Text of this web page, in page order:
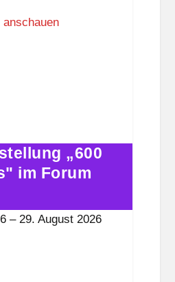
„600
im Forum
– 29. August 2026